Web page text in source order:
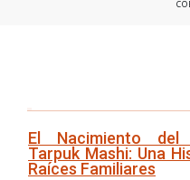
El Nacimiento del
Tarpuk Mashi: Una
Raíces Familiares